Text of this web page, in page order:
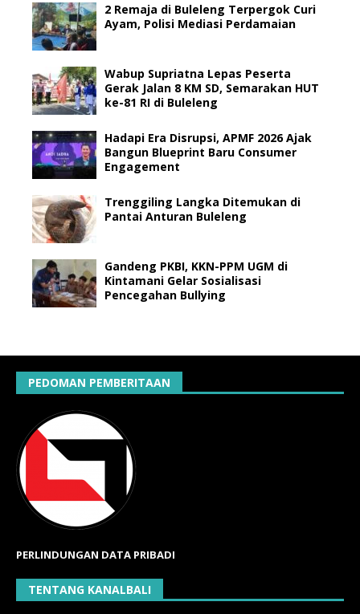
2 Remaja di Buleleng Terpergok Curi
Ayam, Polisi Mediasi Perdamaian
Wabup Supriatna Lepas Peserta
Gerak Jalan 8 KM SD, Semarakan HUT
ke-81 RI di Buleleng
Hadapi Era Disrupsi, APMF 2026 Ajak
Bangun Blueprint Baru Consumer
Engagement
Trenggiling Langka Ditemukan di
Pantai Anturan Buleleng
Gandeng PKBI, KKN-PPM UGM di
Kintamani Gelar Sosialisasi
Pencegahan Bullying
PEDOMAN PEMBERITAAN
PERLINDUNGAN DATA PRIBADI
TENTANG KANALBALI